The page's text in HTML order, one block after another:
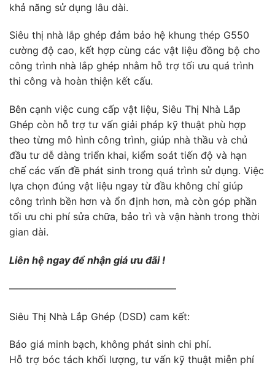
khả năng sử dụng lâu dài.
Siêu thị nhà lắp ghép đảm bảo hệ khung thép G550
cường độ cao, kết hợp cùng các vật liệu đồng bộ cho
công trình nhà lắp ghép nhằm hỗ trợ tối ưu quá trình
thi công và hoàn thiện kết cấu.
Bên cạnh việc cung cấp vật liệu, Siêu Thị Nhà Lắp
Ghép còn hỗ trợ tư vấn giải pháp kỹ thuật phù hợp
theo từng mô hình công trình, giúp nhà thầu và chủ
đầu tư dễ dàng triển khai, kiểm soát tiến độ và hạn
chế các vấn đề phát sinh trong quá trình sử dụng. Việc
lựa chọn đúng vật liệu ngay từ đầu không chỉ giúp
công trình bền hơn và ổn định hơn, mà còn góp phần
tối ưu chi phí sửa chữa, bảo trì và vận hành trong thời
gian dài.
Liên hệ ngay để nhận giá ưu đãi !
—————————————————
Siêu Thị Nhà Lắp Ghép (DSD) cam kết:
Báo giá minh bạch, không phát sinh chi phí.
Hỗ trợ bóc tách khối lượng, tư vấn kỹ thuật miễn phí